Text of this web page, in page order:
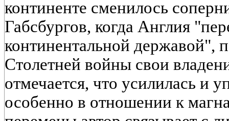
континенте сменилось
Габсбургов, когда Англия
континентальной державой",
Столетней войны свои
отмечается, что усилилась и
особенно в отношении к